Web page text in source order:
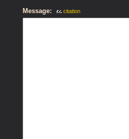
Message: citation